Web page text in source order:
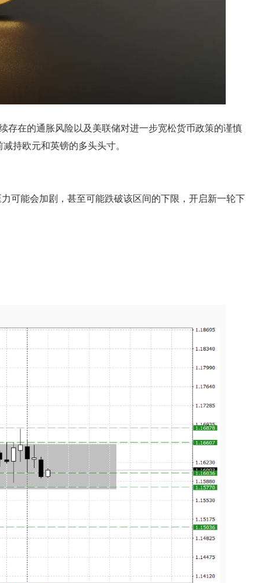
存在的通胀风险以及美联储对进一步宽松货币政策的谨慎
持欧元和英镑的多头头寸。
可能会加剧，甚至可能跌破该区间的下限，开启新一轮下